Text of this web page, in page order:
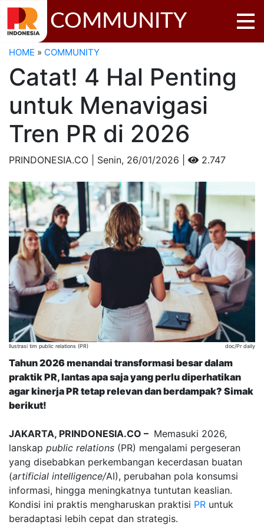
COMMUNITY
HOME » COMMUNITY
Catat! 4 Hal Penting
untuk Menavigasi
Tren PR di 2026
PRINDONESIA.CO | Senin, 26/01/2026 | 2.747
Ilustrasi tim public relations (PR) doc/Pr daily
Tahun 2026 menandai transformasi besar dalam
praktik PR, lantas apa saja yang perlu diperhatikan
agar kinerja PR tetap relevan dan berdampak? Simak
berikut!
JAKARTA, PRINDONESIA.CO – Memasuki 2026,
lanskap public relations (PR) mengalami pergeseran
yang disebabkan perkembangan kecerdasan buatan
(artificial intelligence/AI), perubahan pola konsumsi
informasi, hingga meningkatnya tuntutan keaslian.
Kondisi ini praktis mengharuskan praktisi PR untuk
beradaptasi lebih cepat dan strategis.